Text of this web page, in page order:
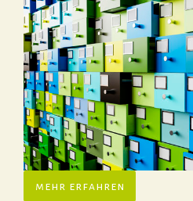
mehr erfahren